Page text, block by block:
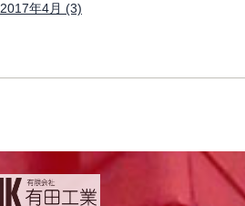
2017年4月 (3)